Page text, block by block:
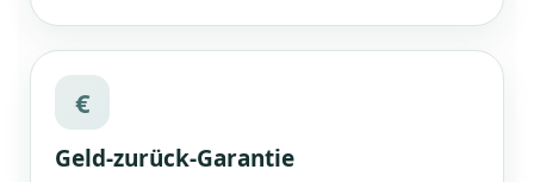
€
Geld-zurück-Garantie